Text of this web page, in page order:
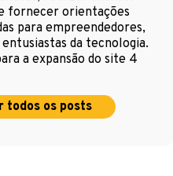
fornecer orientações
para empreendedores,
da tecnologia.
a expansão do site 4
todos os posts